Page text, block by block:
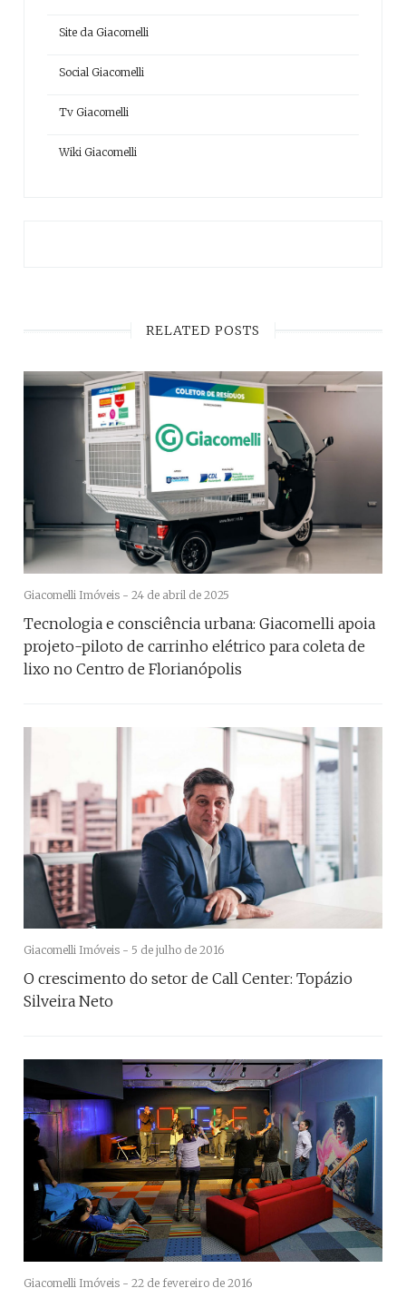
Site da Giacomelli
Social Giacomelli
Tv Giacomelli
Wiki Giacomelli
RELATED POSTS
Giacomelli Imóveis - 24 de abril de 2025
Tecnologia e consciência urbana: Giacomelli apoia
projeto-piloto de carrinho elétrico para coleta de
lixo no Centro de Florianópolis
Giacomelli Imóveis - 5 de julho de 2016
O crescimento do setor de Call Center: Topázio
Silveira Neto
Giacomelli Imóveis - 22 de fevereiro de 2016